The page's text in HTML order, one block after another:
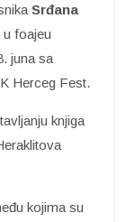
Srđana
foajeu
juna sa
Herceg Fest.
knjiga
kojima su